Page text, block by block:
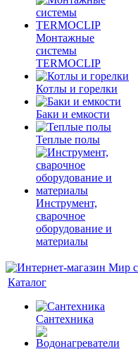
Монтажные
системы
TERMOCLIP
Котлы и горелки
Баки и емкости
Теплые полы
Инструмент,
сварочное
оборудование и
материалы
Каталог
Сантехника